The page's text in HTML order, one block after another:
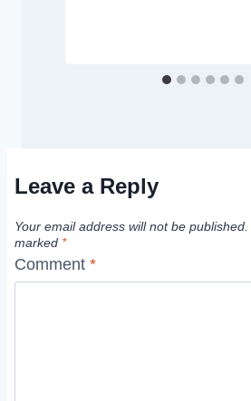
Leave a Reply
Your email address will not be published.
marked *
Comment *